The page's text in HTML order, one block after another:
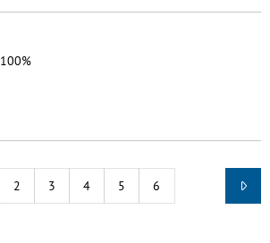
100%
2 3 4 5 6